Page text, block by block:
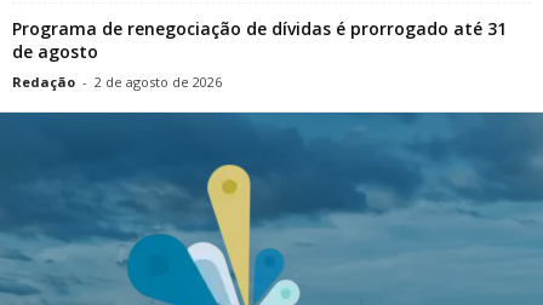
Programa de renegociação de dívidas é prorrogado até 31
de agosto
Redação - 2 de agosto de 2026